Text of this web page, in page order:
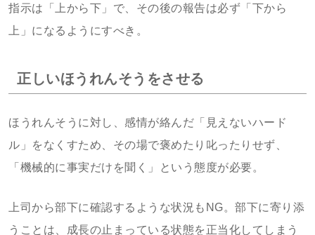
指示は「上から下」で、その後の報告は必ず「下から
上」になるようにすべき。
正しいほうれんそうをさせる
ほうれんそうに対し、感情が絡んだ「見えないハード
ル」をなくすため、その場で褒めたり叱ったりせず、
「機械的に事実だけを聞く」という態度が必要。
上司から部下に確認するような状況もNG。部下に寄り添
うことは、成長の止まっている状態を正当化してしまう